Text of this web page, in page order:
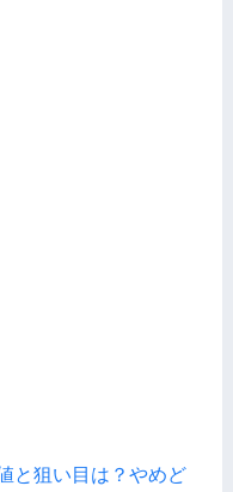
と狙い目は？やめど